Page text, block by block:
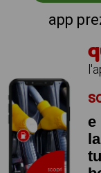
app